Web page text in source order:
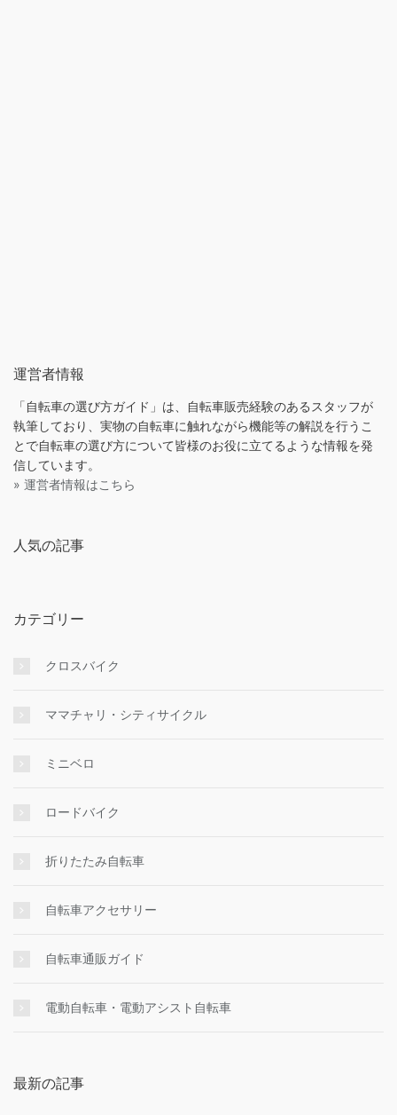
運営者情報
「自転車の選び方ガイド」は、自転車販売経験のあるスタッフが
執筆しており、実物の自転車に触れながら機能等の解説を行うこ
とで自転車の選び方について皆様のお役に立てるような情報を発
信しています。
» 運営者情報はこちら
人気の記事
カテゴリー
クロスバイク
ママチャリ・シティサイクル
ミニベロ
ロードバイク
折りたたみ自転車
自転車アクセサリー
自転車通販ガイド
電動自転車・電動アシスト自転車
最新の記事